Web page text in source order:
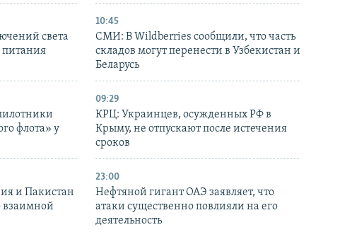
света
питания
10:45
СМИ: В Wildberries сообщили, что часть
складов могут перенести в Узбекистан и
Беларусь
флота» у
09:29
КРЦ: Украинцев, осужденных РФ в
Крыму, не отпускают после истечения
сроков
и Пакистан
взаимной
23:00
Нефтяной гигант ОАЭ заявляет, что
атаки существенно повлияли на его
деятельность